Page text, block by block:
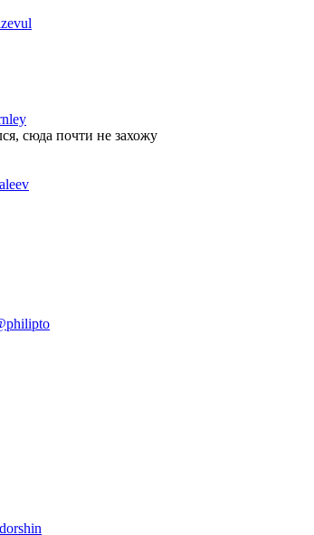
сюда почти не захожу